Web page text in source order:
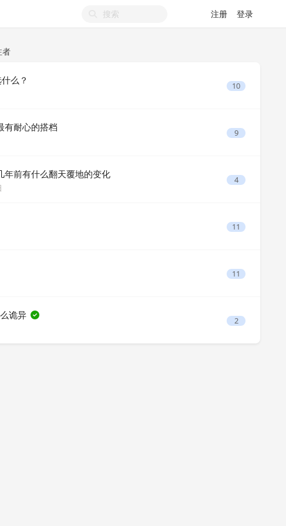
注册 登录
者
么？ 10
有耐心的搭档 9
年前有什么翻天覆地的变化 4
11
11
诡异 2